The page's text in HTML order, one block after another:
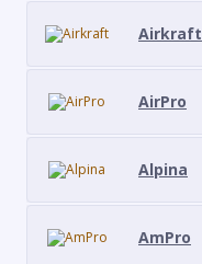
Airkraft
AirPro
Alpina
AmPro